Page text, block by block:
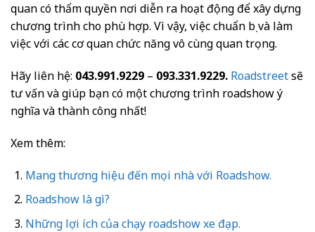
quan có thẩm quyền nơi diễn ra hoạt động để xây dựng
chương trình cho phù hợp. Vì vậy, việc chuẩn bị và làm
việc với các cơ quan chức năng vô cùng quan trọng.
Hãy liên hệ: 043.991.9229 – 093.331.9229. Roadstreetsẽ
tư vấn và giúp bạn có một chương trình roadshow ý
nghĩa và thành công nhất!
Xem thêm:
Mang thương hiệu đến mọi nhà với Roadshow.
Roadshow là gì?
Những lợi ích của chạy roadshow xe đạp.